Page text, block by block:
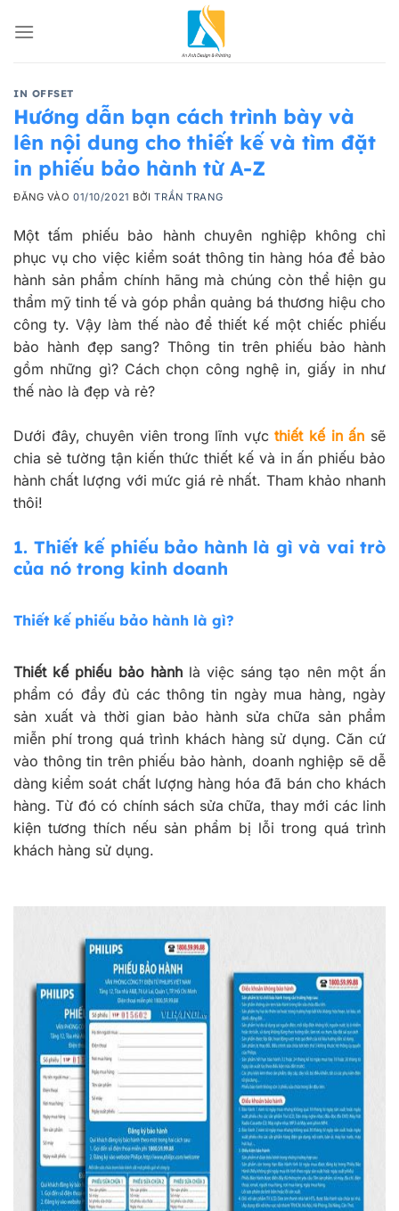
qua
IN OFFSET
Hướng dẫn bạn cách trình bày và
lên nội dung cho thiết kế và tìm đặt
in phiếu bảo hành từ A-Z
ĐĂNG VÀO01/10/2021 BỞITRẦN TRANG
Một tấm phiếu bảo hành chuyên nghiệp không chỉ
phục vụ cho việc kiểm soát thông tin hàng hóa để bảo
hành sản phẩm chính hãng mà chúng còn thể hiện gu
thẩm mỹ tinh tế và góp phần quảng bá thương hiệu cho
công ty. Vậy làm thế nào để thiết kế một chiếc phiếu
bảo hành đẹp sang? Thông tin trên phiếu bảo hành
gồm những gì? Cách chọn công nghệ in, giấy in như
thế nào là đẹp và rẻ?
Dưới đây, chuyên viên trong lĩnh vựcthiết kế in ấn sẽ
chia sẻ tường tận kiến thức thiết kế và in ấn phiếu bảo
hành chất lượng với mức giá rẻ nhất. Tham khảo nhanh
thôi!
1. Thiết kế phiếu bảo hành là gì và vai trò
của nó trong kinh doanh
Thiết kế phiếu bảo hành là gì?
Thiết kế phiếu bảo hànhlà việc sáng tạo nên một ấn
phẩm có đầy đủ các thông tin ngày mua hàng, ngày
sản xuất và thời gian bảo hành sửa chữa sản phẩm
miễn phí trong quá trình khách hàng sử dụng. Căn cứ
vào thông tin trên phiếu bảo hành, doanh nghiệp sẽ dễ
dàng kiểm soát chất lượng hàng hóa đã bán cho khách
hàng. Từ đó có chính sách sửa chữa, thay mới các linh
kiện tương thích nếu sản phẩm bị lỗi trong quá trình
khách hàng sử dụng.